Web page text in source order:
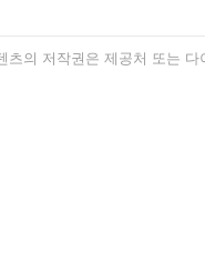
츠의 저작권은 제공처 또는